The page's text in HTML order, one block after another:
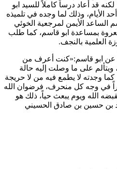
قد أعاد درساً كاملاً للسيد ابو
وذلك لما وجده في تلميذه
الأيمن لمرجعية الخوئي
بمساعدة ابو قاسم، كما طلب
العلمية بالنجف.
عن ابو قاسم:«كنت أعرف من
على ما وصلت إليه حالة
وجدته لا يطمع فيه من لا حريجة
في وجه كل منحرف، فرضوان الله
الله ويوم يبعث حياً، ذلك هو
بن حسين بن صادق الحسيني